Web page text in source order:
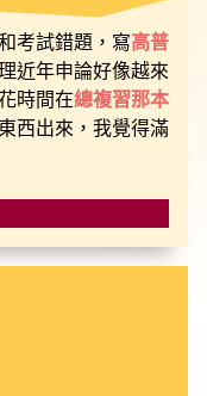
考試錯題，寫高普
近年申論好像越來
時間在總複習那本
西出來，我覺得滿